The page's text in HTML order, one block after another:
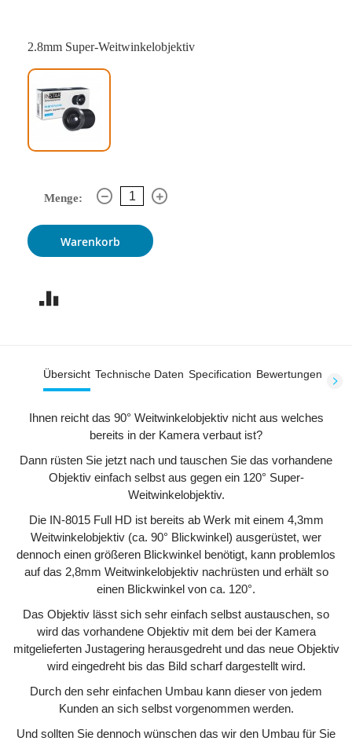
2.8mm Super-Weitwinkelobjektiv
Menge:
Warenkorb
Übersicht Technische Daten Specification Bewertungen
Ihnen reicht das 90° Weitwinkelobjektiv nicht aus welches
bereits in der Kamera verbaut ist?
Dann rüsten Sie jetzt nach und tauschen Sie das vorhandene
Objektiv einfach selbst aus gegen ein 120° Super-
Weitwinkelobjektiv.
Die IN-8015 Full HD ist bereits ab Werk mit einem 4,3mm
Weitwinkelobjektiv (ca. 90° Blickwinkel) ausgerüstet, wer
dennoch einen größeren Blickwinkel benötigt, kann problemlos
auf das 2,8mm Weitwinkelobjektiv nachrüsten und erhält so
einen Blickwinkel von ca. 120°.
Das Objektiv lässt sich sehr einfach selbst austauschen, so
wird das vorhandene Objektiv mit dem bei der Kamera
mitgelieferten Justagering herausgedreht und das neue Objektiv
wird eingedreht bis das Bild scharf dargestellt wird.
Durch den sehr einfachen Umbau kann dieser von jedem
Kunden an sich selbst vorgenommen werden.
Und sollten Sie dennoch wünschen das wir den Umbau für Sie